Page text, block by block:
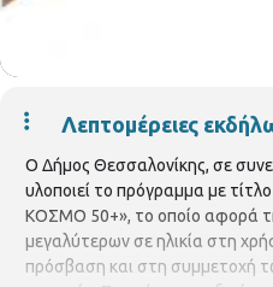
Λεπτομέρειες
Ο Δήμος Θεσσαλονίκης, σε
υλοποιεί το πρόγραμμα με
ΚΟΣΜΟ 50+», το οποίο αφορά
μεγαλύτερων σε ηλικία στη
πρόσβαση και στη συμμετοχή